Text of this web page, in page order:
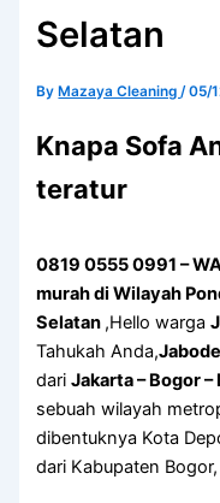
Selatan
By Mazaya Cleaning/05/
Knapa Sofa
teratur
0819 0555 0991 –
murah di Wilayah
Selatan ,Hello warga
Tahukah Anda,
dariJakarta – Bogor –
sebuah wilayah
dibentuknya Kota
dari Kabupaten